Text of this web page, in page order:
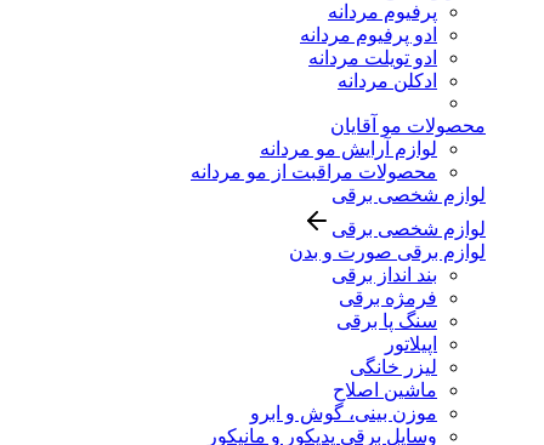
پرفیوم مردانه
ادو پرفیوم مردانه
ادو تویلت مردانه
ادکلن مردانه
محصولات مو آقایان
لوازم آرایش مو مردانه
محصولات مراقبت از مو مردانه
لوازم شخصی برقی
لوازم شخصی برقی
لوازم برقی صورت و بدن
بند انداز برقی
فرمژه برقی
سنگ پا برقی
اپیلاتور
لیزر خانگی
ماشین اصلاح
موزن بینی، گوش و ابرو
وسایل برقی پدیکور و مانیکور